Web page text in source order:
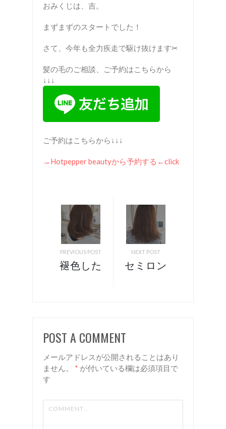
おみくじは、吉。
まずまずのスタートでした！
さて、今年も全力疾走で駆け抜けます✂︎
髪の毛のご相談、ご予約はこちらから
↓↓↓
ご予約はこちらから↓↓↓
→Hotpepper beautyから予約する ←click
PREVIOUS POST
褪色した
ルカラー
に！ 諏
訪 岡谷
リアン
NEXT POST
セミロン
ーチェン
ジ✂︎ 諏訪
容室 リ
POST A COMMENT
メールアドレスが公開されることはあり
ません。
* が付いている欄は必須項目で
す